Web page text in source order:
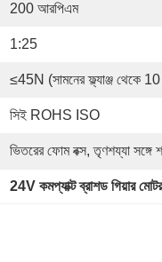
200 আরপিএম
1:25
≤45N (সামনের ফ্ল্যাঞ্জ থেকে 10
সিই ROHS ISO
ভিতরের ফোম বক্স, তৃণশয্যা
24V কমপ্যাক্ট ব্রাশড গিয়ার মোটর